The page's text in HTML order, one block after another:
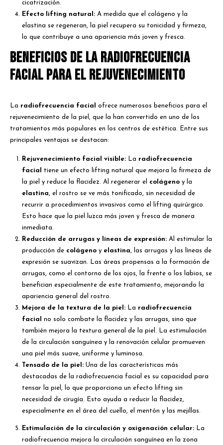
cicatrización.
Efecto lifting natural:A medida que el colágeno y la
elastina se regeneran, la piel recupera su tonicidad y firmeza,
lo que contribuye a una apariencia más joven y fresca.
Beneficios de la radiofrecuencia
facial para el rejuvenecimiento
La radiofrecuencia facial ofrece numerosos beneficios para el
rejuvenecimiento de la piel, que la han convertido en uno de los
tratamientos más populares en los centros de estética. Entre sus
principales ventajas se destacan:
Rejuvenecimiento facial visible: La radiofrecuencia
facial tiene un efecto lifting natural que mejora la firmeza de
la piel y reduce la flacidez. Al regenerar el colágenoy la
elastina, el rostro se ve más tonificado, sin necesidad de
recurrir a procedimientos invasivos como el lifting quirúrgico.
Esto hace que la piel luzca más joven y fresca de manera
inmediata.
Reducción de arrugas y líneas de expresión:Al estimular la
producción de colágenoy elastina, las arrugas y las líneas de
expresión se suavizan. Las áreas propensas a la formación de
arrugas, como el contorno de los ojos, la frente o los labios, se
benefician especialmente de este tratamiento, mejorando la
apariencia general del rostro.
Mejora de la textura de la piel: La radiofrecuencia
facialno solo combate la flacidez y las arrugas, sino que
también mejora la textura general de la piel. La estimulación
de la circulación sanguínea y la renovación celular promueven
una piel más suave, uniforme y luminosa.
Tensado de la piel:Una de las características más
destacadas de la radiofrecuencia facial es su capacidad para
tensar la piel, lo que proporciona un efecto lifting sin
necesidad de cirugía. Esto ayuda a reducir la flacidez,
especialmente en el área del cuello, el mentón y las mejillas.
Estimulación de la circulación y oxigenación celular: La
radiofrecuencia mejora la circulación sanguínea en la zona